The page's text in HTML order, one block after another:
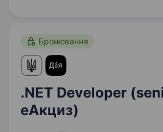
Бронювання
.NET Developer
еАкциз)